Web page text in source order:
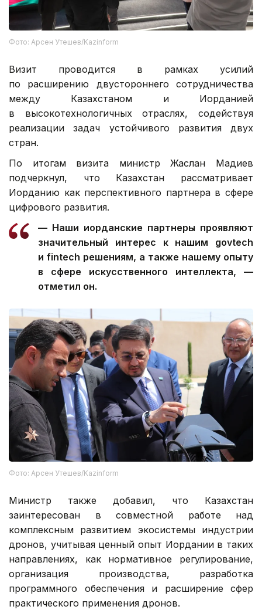
Фото: Арсен Утешев/Kazinform
Визит проводится в рамках усилий
по расширению двустороннего сотрудничества
между Казахстаном и Иорданией
в высокотехнологичных отраслях, содействуя
реализации задач устойчивого развития двух
стран.
По итогам визита министр Жаслан Мадиев
подчеркнул, что Казахстан рассматривает
Иорданию как перспективного партнера в сфере
цифрового развития.
— Наши иорданские партнеры проявляют
значительный интерес к нашим govtech
и fintech решениям, а также нашему опыту
в сфере искусственного интеллекта, —
отметил он.
Фото: Арсен Утешев/Kazinform
Министр также добавил, что Казахстан
заинтересован в совместной работе над
комплексным развитием экосистемы индустрии
дронов, учитывая ценный опыт Иордании в таких
направлениях, как нормативное регулирование,
организация производства, разработка
программного обеспечения и расширение сфер
практического применения дронов.